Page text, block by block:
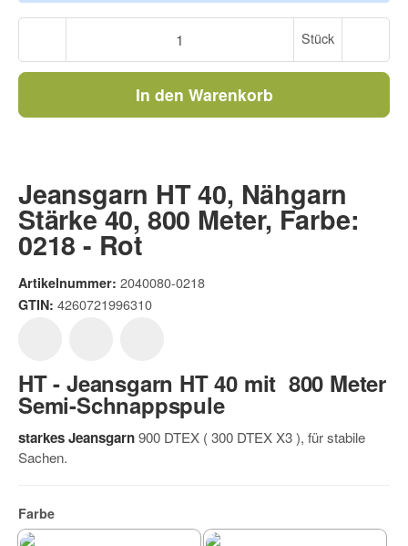
Stück
In den Warenkorb
Jeansgarn HT 40, Nähgarn
Stärke 40, 800 Meter, Farbe:
0218 - Rot
Artikelnummer: 2040080-0218
GTIN: 4260721996310
HT - Jeansgarn HT 40 mit 800 Meter
Semi-Schnappspule
starkes Jeansgarn900 DTEX ( 300 DTEX X3 ), für stabile
Sachen.
Farbe